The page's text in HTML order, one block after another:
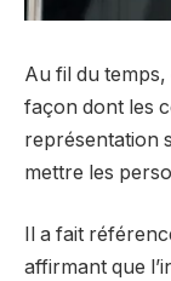
Au fil du
façon dont les
représentation
mettre les
Il a fait
affirmant que